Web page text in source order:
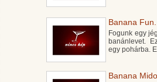
Banana
Fogunk egy
banánlevet.
egy pohárba.
Banana